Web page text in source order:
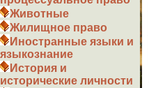
Животные
Жилищное право
Иностранные языки и
языкознание
История и
исторические личности